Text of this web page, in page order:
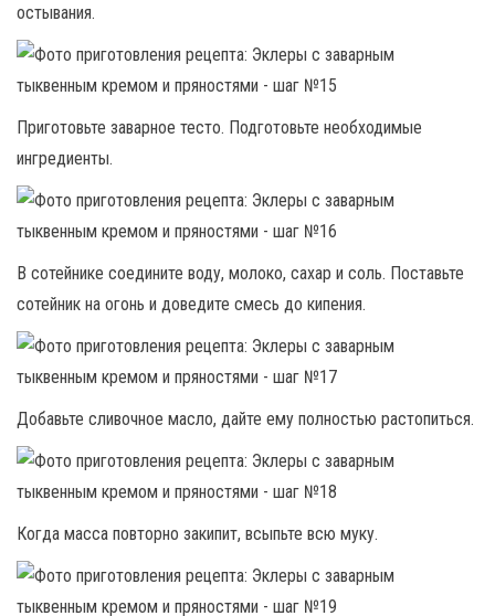
остывания.
Приготовьте заварное тесто. Подготовьте необходимые
ингредиенты.
В сотейнике соедините воду, молоко, сахар и соль. Поставьте
сотейник на огонь и доведите смесь до кипения.
Добавьте сливочное масло, дайте ему полностью растопиться.
Когда масса повторно закипит, всыпьте всю муку.